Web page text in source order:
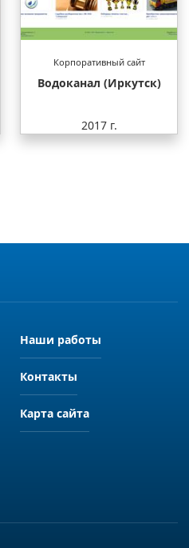
Корпоративный сайт
Водоканал (Иркутск)
2017 г.
Наши работы
Контакты
Карта сайта